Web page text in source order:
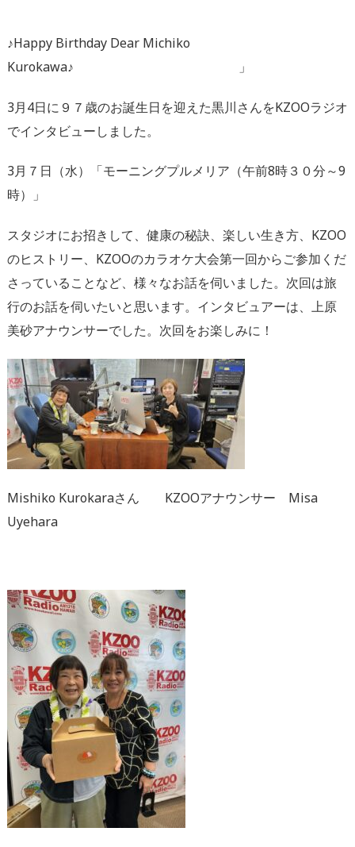
♪Happy Birthday Dear Michiko
Kurokawa♪ 」
3月4日に９７歳のお誕生日を迎えた黒川さんをKZOOラジオ
でインタビューしました。
3月７日（水）「モーニングプルメリア（午前8時３０分～9
時）」
スタジオにお招きして、健康の秘訣、楽しい生き方、KZOO
のヒストリー、KZOOのカラオケ大会第一回からご参加くだ
さっていることなど、様々なお話を伺いました。次回は旅
行のお話を伺いたいと思います。インタビュアーは、上原
美砂アナウンサーでした。次回をお楽しみに！
Mishiko Kurokaraさん KZOOアナウンサー Misa
Uyehara